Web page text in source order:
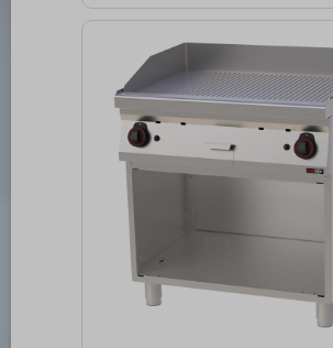
typ zařízení: Stacionární
plamen Druh připojení plynu:
propan butan Stupeň krytí
prvků: IPX4 Materiál: AISI 304
deska, AISI 430 oplá